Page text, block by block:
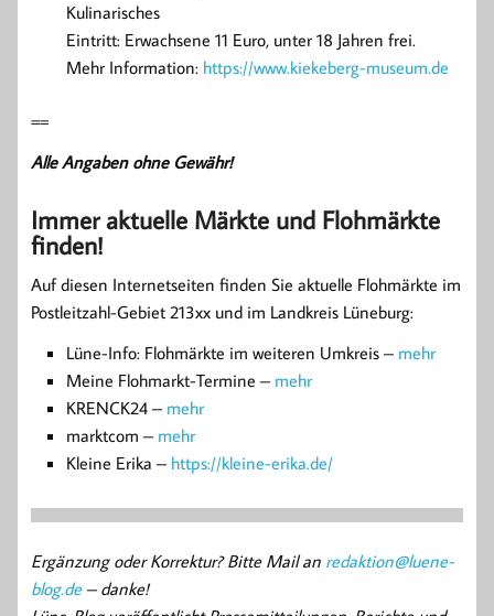
Kulinarisches
Eintritt: Erwachsene 11 Euro, unter 18 Jahren frei.
Mehr Information: https://www.kiekeberg-museum.de
==
Alle Angaben ohne Gewähr!
Immer aktuelle Märkte und Flohmärkte
finden!
Auf diesen Internetseiten finden Sie aktuelle Flohmärkte im
Postleitzahl-Gebiet 213xx und im Landkreis Lüneburg:
Lüne-Info: Flohmärkte im weiteren Umkreis – mehr
Meine Flohmarkt-Termine – mehr
KRENCK24 – mehr
marktcom – mehr
Kleine Erika – https://kleine-erika.de/
Ergänzung oder Korrektur? Bitte Mail an redaktion@luene-
blog.de– danke!